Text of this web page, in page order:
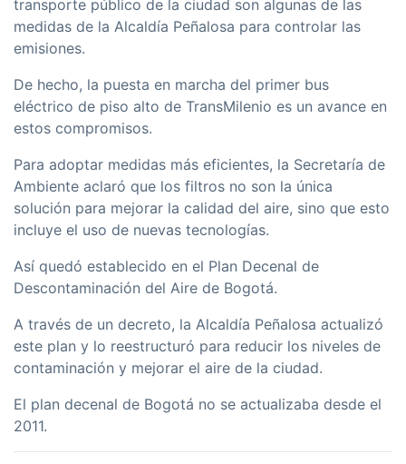
transporte público de la ciudad son algunas de las
medidas de la Alcaldía Peñalosa para controlar las
emisiones.
De hecho, la puesta en marcha del primer bus
eléctrico de piso alto de TransMilenio es un avance en
estos compromisos.
Para adoptar medidas más eficientes, la Secretaría de
Ambiente aclaró que los filtros no son la única
solución para mejorar la calidad del aire, sino que esto
incluye el uso de nuevas tecnologías.
Así quedó establecido en el Plan Decenal de
Descontaminación del Aire de Bogotá.
A través de un decreto, la Alcaldía Peñalosa actualizó
este plan y lo reestructuró para reducir los niveles de
contaminación y mejorar el aire de la ciudad.
El plan decenal de Bogotá no se actualizaba desde el
2011.